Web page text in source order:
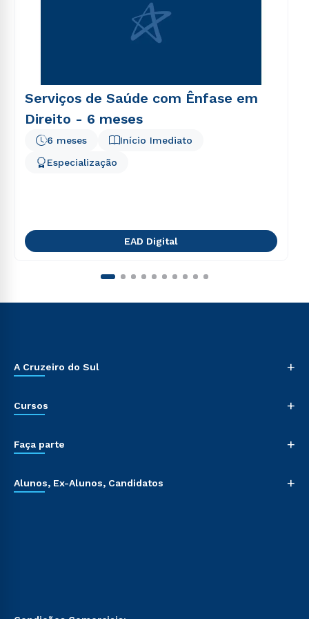
Serviços de Saúde com Ênfase em
Direito - 6 meses
Início Imediato
6 meses
Especialização
EAD Digital
A Cruzeiro do Sul +
Cursos +
Faça parte +
Alunos, Ex-Alunos, Candidatos +